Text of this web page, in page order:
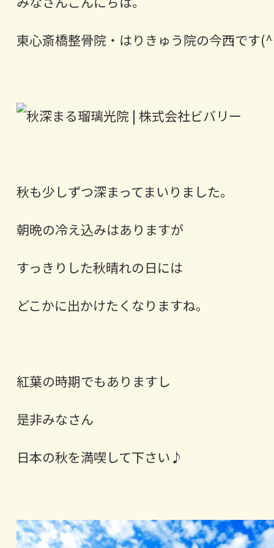
東心斎橋整骨院・はりきゅう院の今西です
秋も少しずつ深まってまいりました。
朝晩の冷え込みはありますが
すっきりした秋晴れの日には
どこかに出かけたくなりますね。
紅葉の時期でもありますし
是非みなさん
日本の秋を満喫して下さい♪